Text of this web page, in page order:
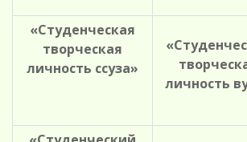
«Студенческая
творческая
личность ссуза»
личность